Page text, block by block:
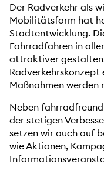
Der Radverkehr als
Mobilitätsform hat
Stadtentwicklung.
Fahrradfahren in
attraktiver
Maßnahmen werden
Neben
der stetigen
setzen wir auch auf
wie Aktionen,